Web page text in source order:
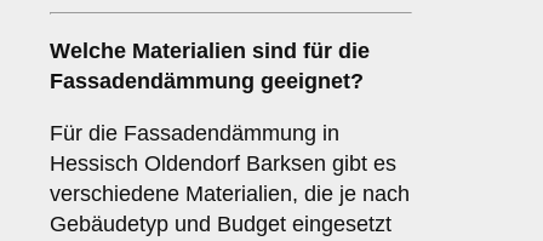
Welche Materialien sind für die
Fassadendämmung geeignet?
Für die Fassadendämmung in
Hessisch Oldendorf Barksen gibt es
verschiedene Materialien, die je nach
Gebäudetyp und Budget eingesetzt